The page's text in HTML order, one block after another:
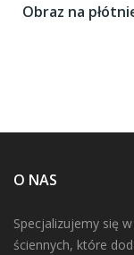
O NAS
Specjalizujemy się
ściennych, które